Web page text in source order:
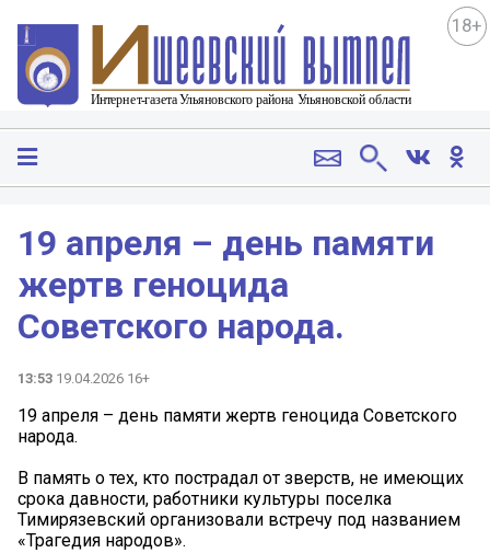
18+
19 апреля – день памяти
жертв геноцида
Советского народа.
13:53 19.04.2026 16+
19 апреля – день памяти жертв геноцида Советского
народа.
В память о тех, кто пострадал от зверств, не имеющих
срока давности, работники культуры поселка
Тимирязевский организовали встречу под названием
«Трагедия народов».